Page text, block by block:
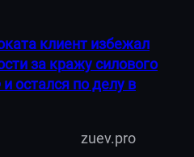
клиент избежал
за кражу силового
остался по делу в
zuev.pro